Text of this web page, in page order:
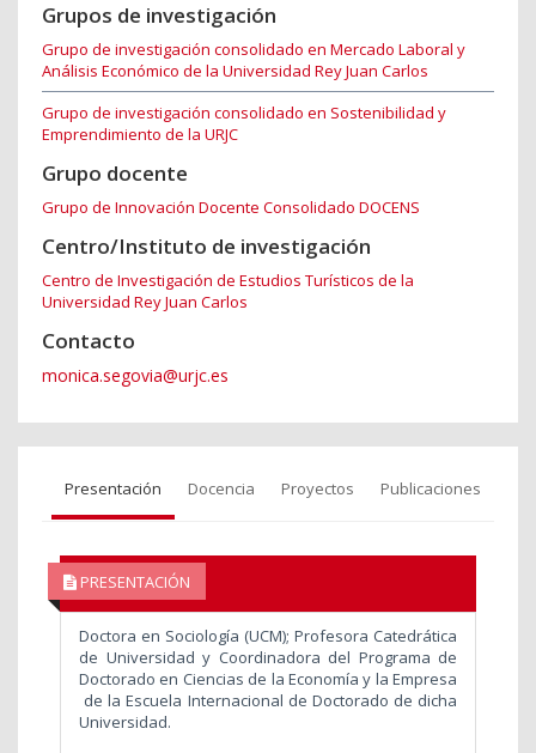
Grupos de investigación
Grupo de investigación consolidado en Mercado Laboral y
Análisis Económico de la Universidad Rey Juan Carlos
Grupo de investigación consolidado en Sostenibilidad y
Emprendimiento de la URJC
Grupo docente
Grupo de Innovación Docente Consolidado DOCENS
Centro/Instituto de investigación
Centro de Investigación de Estudios Turísticos de la
Universidad Rey Juan Carlos
Contacto
monica.segovia@urjc.es
Presentación Docencia Proyectos Publicaciones
PRESENTACIÓN
Doctora en Sociología (UCM); Profesora Catedrática
de Universidad y Coordinadora del Programa de
Doctorado en Ciencias de la Economía y la Empresa
de la Escuela Internacional de Doctorado de dicha
Universidad.